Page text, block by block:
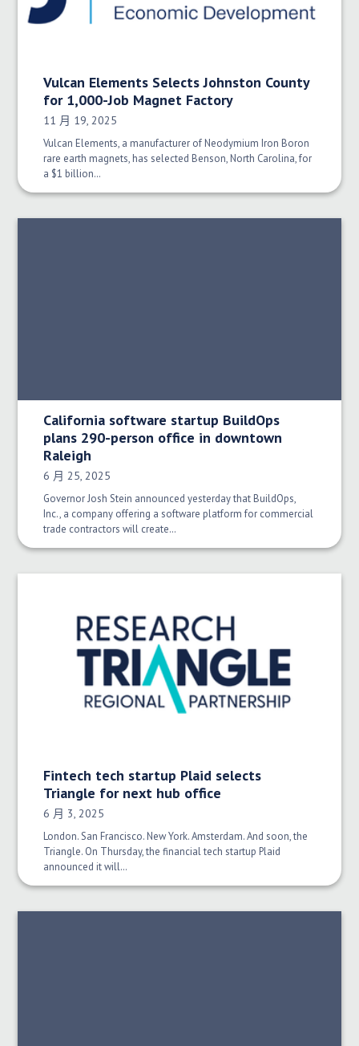
Vulcan Elements Selects Johnston County
for 1,000-Job Magnet Factory
发布日期：
11 月 19, 2025
Vulcan Elements, a manufacturer of Neodymium Iron Boron
rare earth magnets, has selected Benson, North Carolina, for
a $1 billion…
California software startup BuildOps
plans 290-person office in downtown
Raleigh
发布日期：
6 月 25, 2025
Governor Josh Stein announced yesterday that BuildOps,
Inc., a company offering a software platform for commercial
trade contractors will create…
Fintech tech startup Plaid selects
Triangle for next hub office
发布日期：
6 月 3, 2025
London. San Francisco. New York. Amsterdam. And soon, the
Triangle. On Thursday, the financial tech startup Plaid
announced it will…